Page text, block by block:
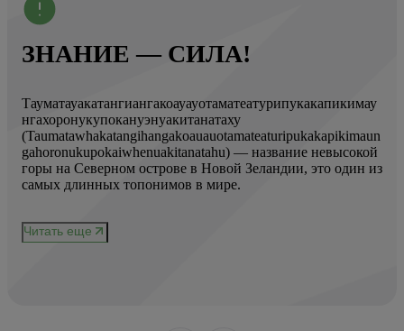
ЗНАНИЕ — СИЛА!
Тауматауакатангиангакоауауотаматеатурипукакапикимау
нгахоронукупокануэнуакитанатаху
(Taumatawhakatangihangakoauauotamateaturipukakapikimaun
gahoronukupokaiwhenuakitanatahu) — название невысокой
горы на Северном острове в Новой Зеландии, это один из
самых длинных топонимов в мире.
Читать еще